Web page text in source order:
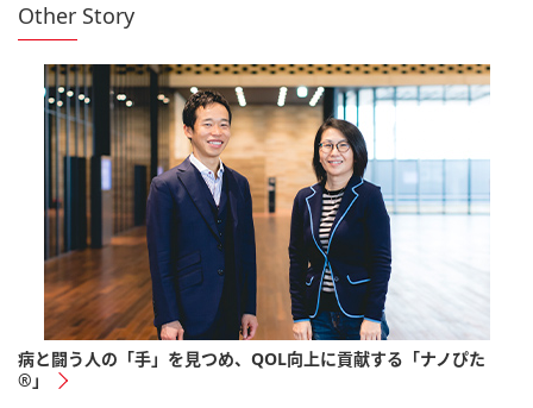
Other Story
病と闘う人の「手」を見つめ、QOL向上に貢献する「ナノぴた
®」